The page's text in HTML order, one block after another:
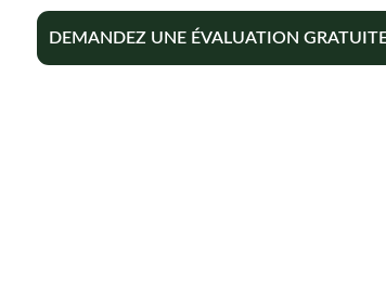
DEMANDEZ UNE ÉVALUATION